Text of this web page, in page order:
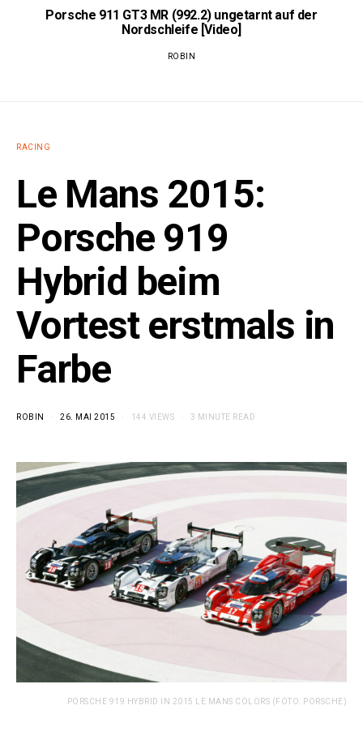
Porsche 911 GT3 MR (992.2) ungetarnt auf der
Nordschleife [Video]
ROBIN
RACING
Le Mans 2015:
Porsche 919
Hybrid beim
Vortest erstmals in
Farbe
ROBIN 26. MAI 2015 144 VIEWS 3 MINUTE READ
PORSCHE 919 HYBRID IN 2015 LE MANS COLORS (FOTO: PORSCHE)